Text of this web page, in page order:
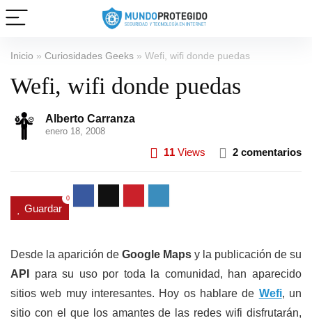
Inicio » Curiosidades Geeks » Wefi, wifi donde puedas
Wefi, wifi donde puedas
Alberto Carranza
enero 18, 2008
11 Views 2 comentarios
Guardar
0
Desde la aparición de Google Maps y la publicación de su
API
para su uso por toda la comunidad, han aparecido
sitios web muy interesantes. Hoy os hablare de Wefi, un
sitio con el que los amantes de las redes wifi disfrutarán,